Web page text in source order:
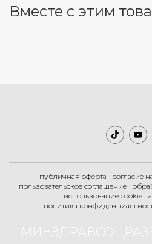
Вместе с этим
публичная оферта
согласие
пользовательское соглашение
использование cookie
политика